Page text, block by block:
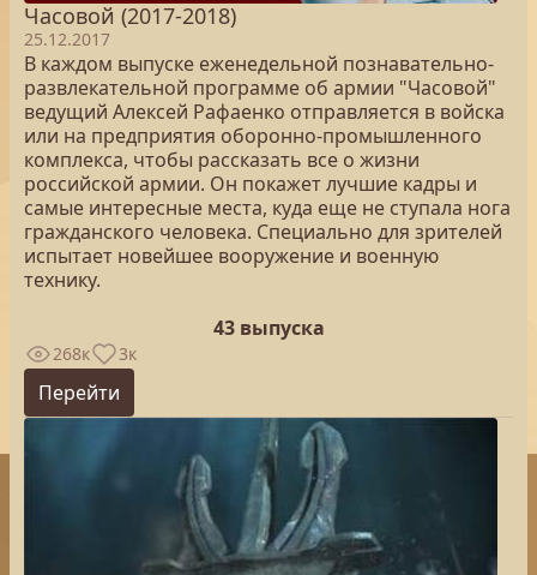
Часовой (2017-2018)
25.12.2017
В каждом выпуске еженедельной познавательно-
развлекательной программе об армии "Часовой"
ведущий Алексей Рафаенко отправляется в войска
или на предприятия оборонно-промышленного
комплекса, чтобы рассказать все о жизни
российской армии. Он покажет лучшие кадры и
самые интересные места, куда еще не ступала нога
гражданского человека. Специально для зрителей
испытает новейшее вооружение и военную
технику.
43 выпуска
268к 3к
Перейти